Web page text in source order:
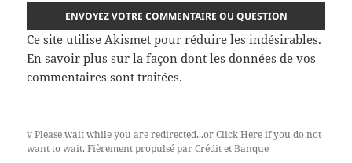
Ce site utilise Akismet pour réduire les indésirables.
En savoir plus sur la façon dont les données de vos
commentaires sont traitées.
vPlease wait while you are redirected...orClick Hereif you do not
want to wait.Fièrement propulsé par Crédit et Banque